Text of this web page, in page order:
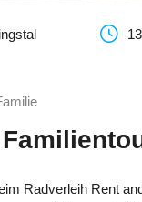
Radverleih Rent